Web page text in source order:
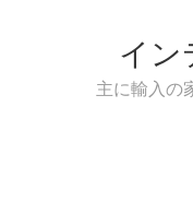
イン
主に輸入の